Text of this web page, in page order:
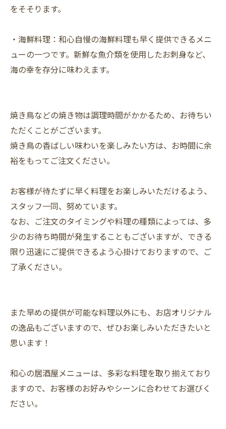
をそそります。
・海鮮料理：和心自慢の海鮮料理も早く提供できるメニ
ューの一つです。新鮮な魚介類を使用したお刺身など、
海の幸を存分に味わえます。
焼き鳥などの焼き物は調理時間がかかるため、お待ちい
ただくことがございます。
焼き鳥の香ばしい味わいを楽しみたい方は、お時間に余
裕をもってご注文ください。
お客様が待たずに早く料理をお楽しみいただけるよう、
スタッフ一同、努めています。
なお、ご注文のタイミングや料理の種類によっては、多
少のお待ち時間が発生することもございますが、できる
限り迅速にご提供できるよう心掛けておりますので、ご
了承ください。
また早めの提供が可能な料理以外にも、お店オリジナル
の逸品もございますので、ぜひお楽しみいただきたいと
思います！
和心の居酒屋メニューは、多彩な料理を取り揃えており
ますので、お客様のお好みやシーンに合わせてお選びく
ださい。